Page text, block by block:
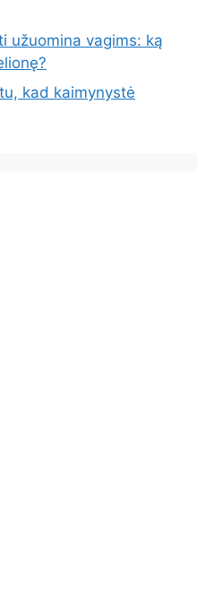
užuomina vagims: ką
kad kaimynystė